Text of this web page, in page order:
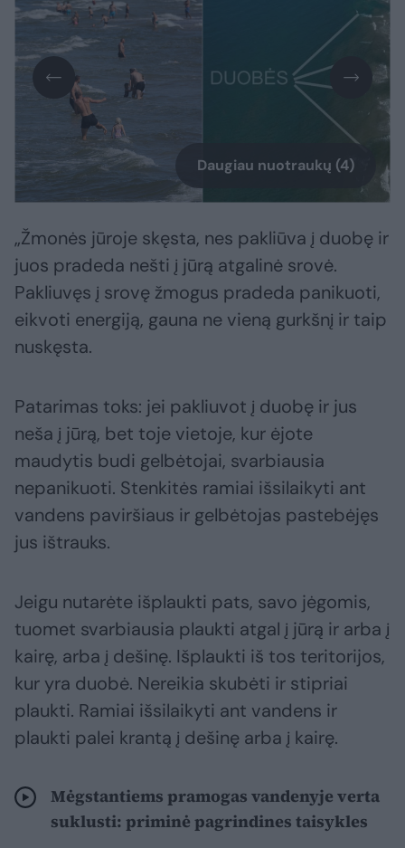
Daugiau nuotraukų (4)
„Žmonės jūroje skęsta, nes pakliūva į duobę ir
juos pradeda nešti į jūrą atgalinė srovė.
Pakliuvęs į srovę žmogus pradeda panikuoti,
eikvoti energiją, gauna ne vieną gurkšnį ir taip
nuskęsta.
Patarimas toks: jei pakliuvot į duobę ir jus
neša į jūrą, bet toje vietoje, kur ėjote
maudytis budi gelbėtojai, svarbiausia
nepanikuoti. Stenkitės ramiai išsilaikyti ant
vandens paviršiaus ir gelbėtojas pastebėjęs
jus ištrauks.
Jeigu nutarėte išplaukti pats, savo jėgomis,
tuomet svarbiausia plaukti atgal į jūrą ir arba į
kairę, arba į dešinę. Išplaukti iš tos teritorijos,
kur yra duobė. Nereikia skubėti ir stipriai
plaukti. Ramiai išsilaikyti ant vandens ir
plaukti palei krantą į dešinę arba į kairę.
Mėgstantiems pramogas vandenyje verta
suklusti: priminė pagrindines taisykles